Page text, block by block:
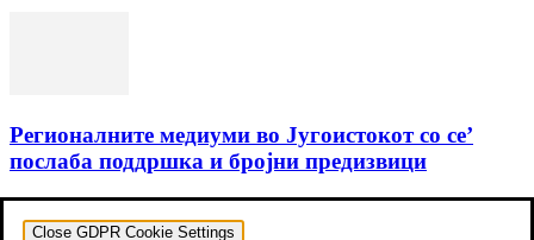
Регионалните медиуми во Југоистокот со се’
послаба поддршка и бројни предизвици
Close GDPR Cookie Settings